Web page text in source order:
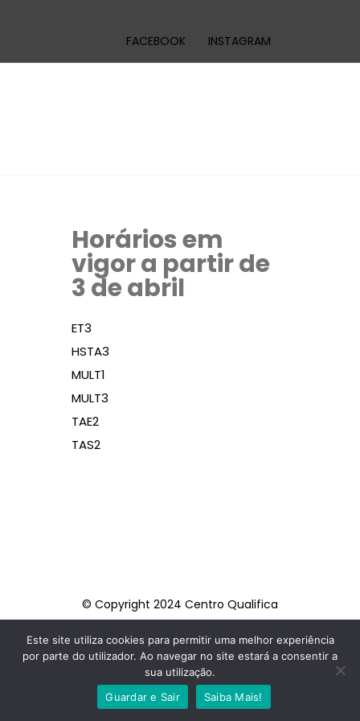
FACEBOOK INSTAGRAM
Horários em
vigor a partir de
3 de abril
ET3
HSTA3
MULT1
MULT3
TAE2
TAS2
© Copyright 2024 Centro Qualifica
OVAFORMA
FACEBOOK
Este site utiliza cookies para permitir uma melhor experiência
por parte do utilizador. Ao navegar no site estará a consentir a
sua utilização.
Guardar e Sair
Saiba Mais!